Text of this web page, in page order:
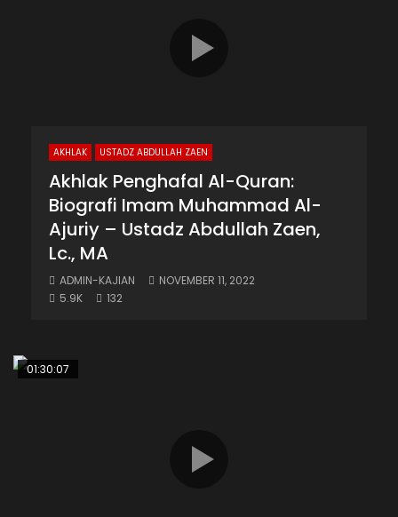
AKHLAK USTADZ ABDULLAH ZAEN
Akhlak Penghafal Al-Quran:
Biografi Imam Muhammad Al-
Ajuriy – Ustadz Abdullah Zaen,
Lc., MA
ADMIN-KAJIAN
NOVEMBER 11, 2022
5.9K
132
01:30:07